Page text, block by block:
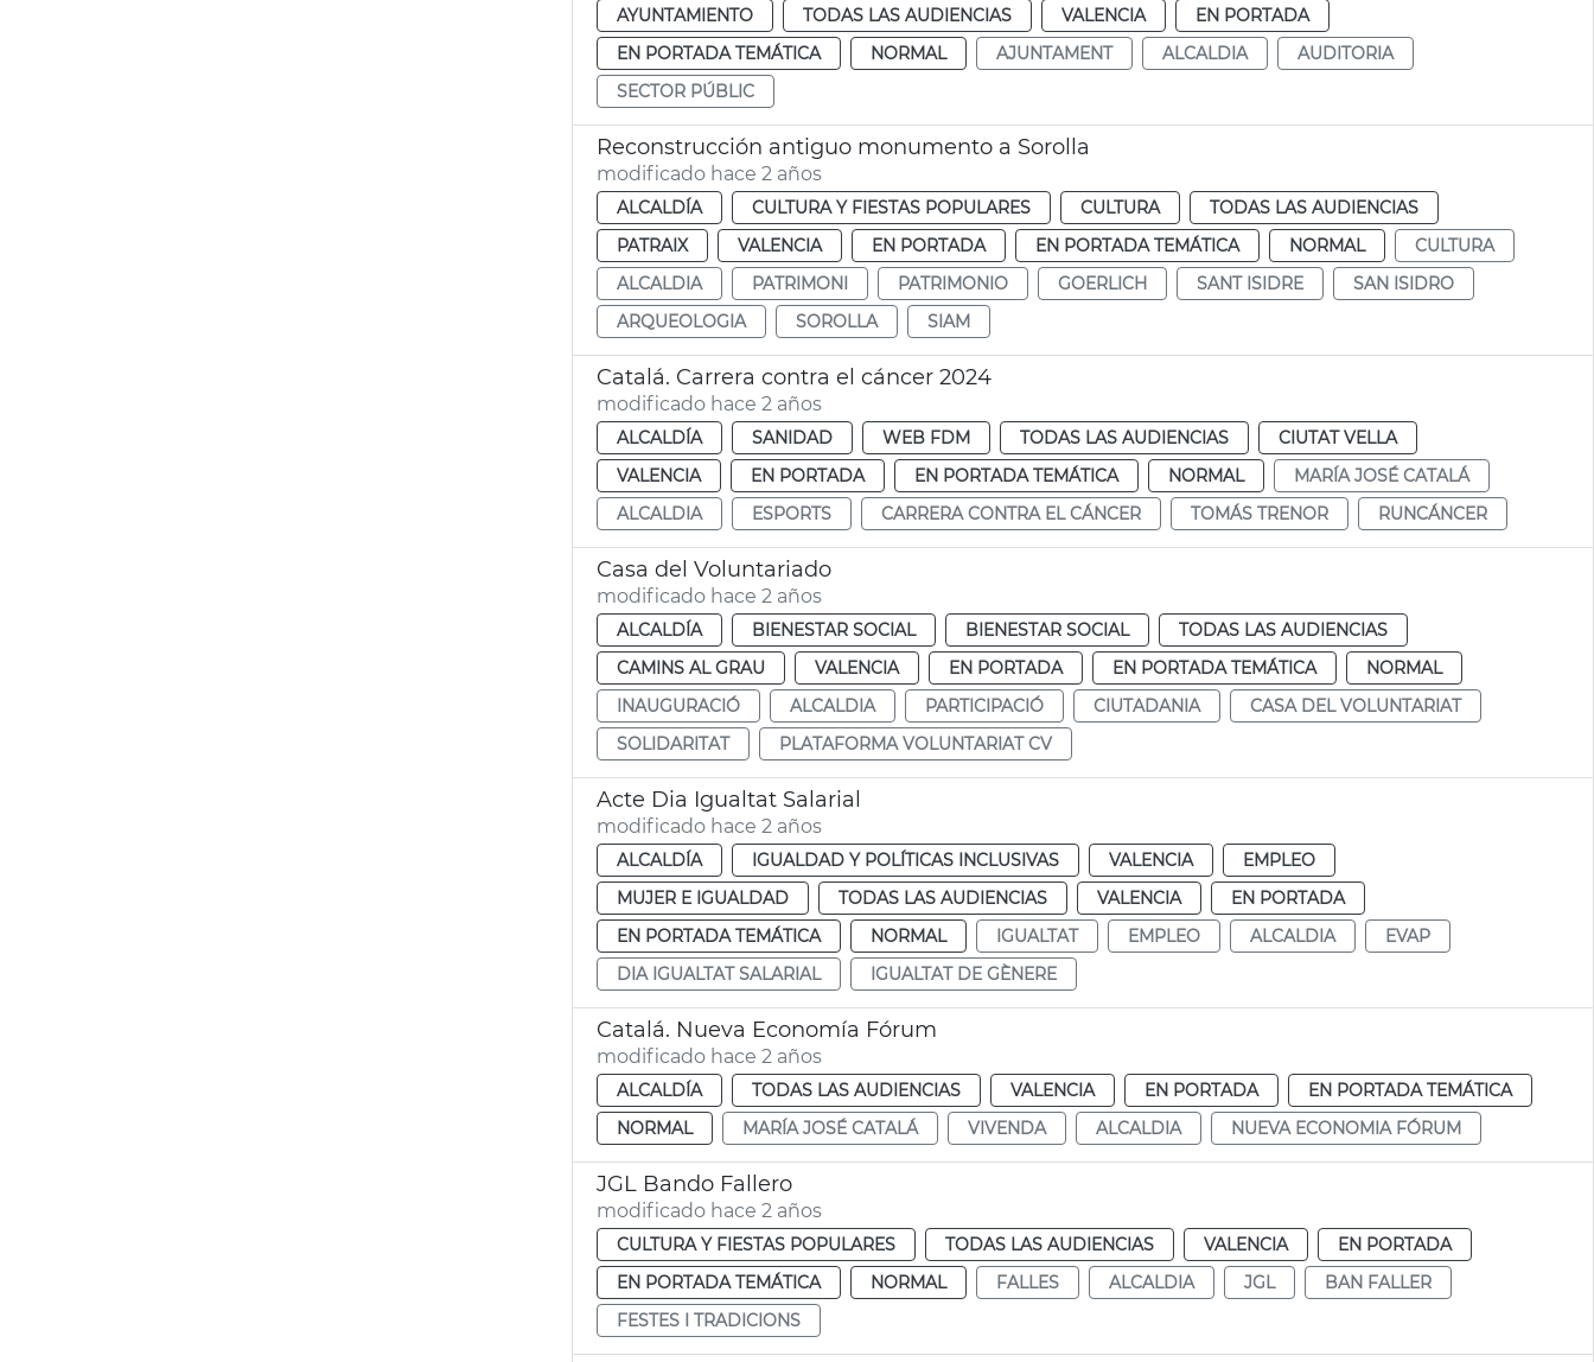
AYUNTAMIENTO TODAS LAS AUDIENCIAS VALENCIA
EN PORTADA
EN PORTADA TEMÁTICA
NORMAL AJUNTAMENT ALCALDIA
AUDITORIA
SECTOR PÚBLIC
Reconstrucción antiguo monumento a Sorolla
modificado hace 2 años
ALCALDÍA CULTURA Y FIESTAS POPULARES CULTURA
TODAS LAS AUDIENCIAS
PATRAIX
VALENCIA EN PORTADA EN PORTADA TEMÁTICA NORMAL
CULTURA
ALCALDIA
PATRIMONI PATRIMONIO GOERLICH SANT ISIDRE
SAN ISIDRO
ARQUEOLOGIA
SOROLLA SIAM
Catalá. Carrera contra el cáncer 2024
modificado hace 2 años
ALCALDÍA SANIDAD WEB FDM TODAS LAS AUDIENCIAS
CIUTAT VELLA
VALENCIA
EN PORTADA EN PORTADA TEMÁTICA NORMAL
MARÍA JOSÉ CATALÁ
ALCALDIA
ESPORTS CARRERA CONTRA EL CÁNCER TOMÁS TRENOR RUNCÁNCER
Casa del Voluntariado
modificado hace 2 años
ALCALDÍA BIENESTAR SOCIAL BIENESTAR SOCIAL
TODAS LAS AUDIENCIAS
CAMINS AL GRAU
VALENCIA EN PORTADA EN PORTADA TEMÁTICA
NORMAL
INAUGURACIÓ
ALCALDIA PARTICIPACIÓ CIUTADANIA
CASA DEL VOLUNTARIAT
SOLIDARITAT
PLATAFORMA VOLUNTARIAT CV
Acte Dia Igualtat Salarial
modificado hace 2 años
ALCALDÍA IGUALDAD Y POLÍTICAS INCLUSIVAS VALENCIA
EMPLEO
MUJER E IGUALDAD
TODAS LAS AUDIENCIAS VALENCIA
EN PORTADA
EN PORTADA TEMÁTICA
NORMAL IGUALTAT EMPLEO ALCALDIA
EVAP
DIA IGUALTAT SALARIAL
IGUALTAT DE GÈNERE
Catalá. Nueva Economía Fórum
modificado hace 2 años
ALCALDÍA TODAS LAS AUDIENCIAS VALENCIA EN PORTADA
EN PORTADA TEMÁTICA
NORMAL
MARÍA JOSÉ CATALÁ VIVENDA ALCALDIA NUEVA ECONOMIA FÓRUM
JGL Bando Fallero
modificado hace 2 años
CULTURA Y FIESTAS POPULARES TODAS LAS AUDIENCIAS VALENCIA
EN PORTADA
EN PORTADA TEMÁTICA
NORMAL FALLES ALCALDIA JGL
BAN FALLER
FESTES I TRADICIONS